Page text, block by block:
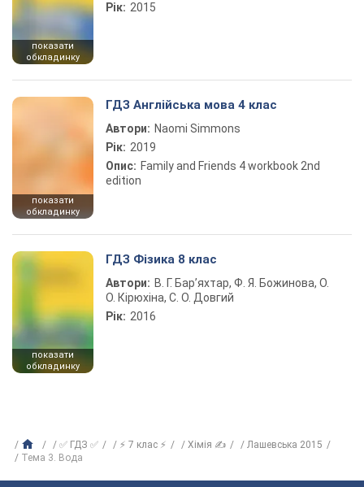
показати
обкладинку
Рік: 2015
показати
обкладинку
ГДЗ Англійська мова 4 клас
Автори: Naomi Simmons
Рік: 2019
Опис: Family and Friends 4 workbook 2nd
edition
показати
обкладинку
ГДЗ Фізика 8 клас
Автори: В. Г. Бар’яхтар, Ф. Я. Божинова, О.
О. Кірюхіна, С. О. Довгий
Рік: 2016
✅ ГДЗ ✅ ⚡ 7 клас ⚡ Хімія ✍
Лашевська 2015
Тема 3. Вода